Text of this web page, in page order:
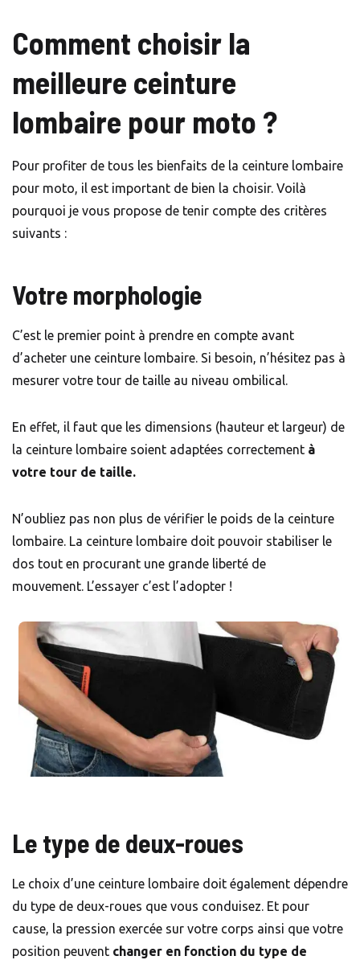
Comment choisir la
meilleure ceinture
lombaire pour moto ?
Pour profiter de tous les bienfaits de la ceinture lombaire
pour moto, il est important de bien la choisir. Voilà
pourquoi je vous propose de tenir compte des critères
suivants :
Votre morphologie
C’est le premier point à prendre en compte avant
d’acheter une ceinture lombaire. Si besoin, n’hésitez pas à
mesurer votre tour de taille au niveau ombilical.
En effet, il faut que les dimensions (hauteur et largeur) de
la ceinture lombaire soient adaptées correctement à
votre tour de taille.
N’oubliez pas non plus de vérifier le poids de la ceinture
lombaire. La ceinture lombaire doit pouvoir stabiliser le
dos tout en procurant une grande liberté de
mouvement. L’essayer c’est l’adopter !
Le type de deux-roues
Le choix d’une ceinture lombaire doit également dépendre
du type de deux-roues que vous conduisez. Et pour
cause, la pression exercée sur votre corps ainsi que votre
position peuvent changer en fonction du type de